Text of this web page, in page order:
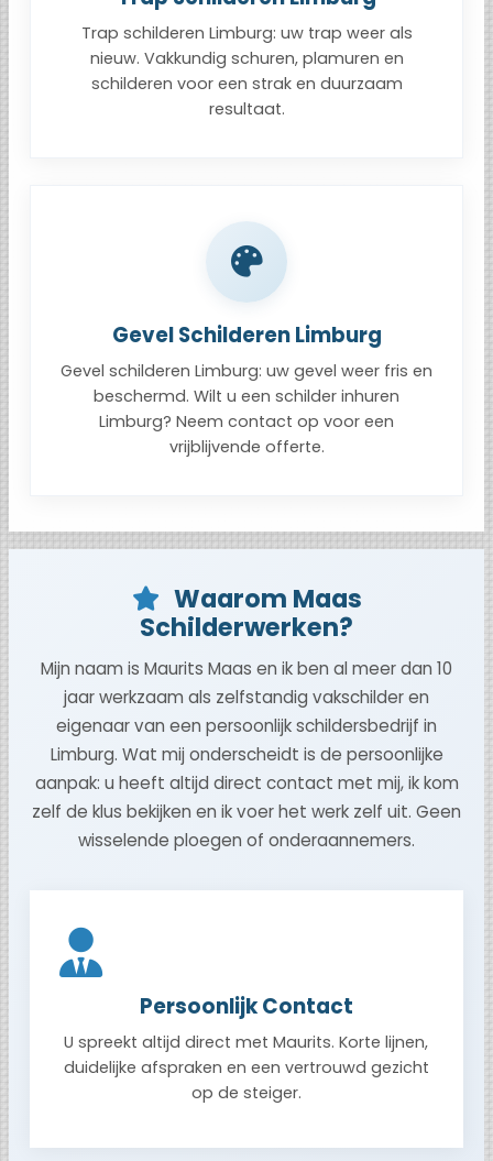
Trap schilderen Limburg: uw trap weer als
nieuw. Vakkundig schuren, plamuren en
schilderen voor een strak en duurzaam
resultaat.
Gevel Schilderen Limburg
Gevel schilderen Limburg: uw gevel weer fris en
beschermd. Wilt u een schilder inhuren
Limburg? Neem contact op voor een
vrijblijvende offerte.
Waarom Maas
Schilderwerken?
Mijn naam is Maurits Maas en ik ben al meer dan 10
jaar werkzaam als zelfstandig vakschilder en
eigenaar van een persoonlijk schildersbedrijf in
Limburg. Wat mij onderscheidt is de persoonlijke
aanpak: u heeft altijd direct contact met mij, ik kom
zelf de klus bekijken en ik voer het werk zelf uit. Geen
wisselende ploegen of onderaannemers.
Persoonlijk Contact
U spreekt altijd direct met Maurits. Korte lijnen,
duidelijke afspraken en een vertrouwd gezicht
op de steiger.